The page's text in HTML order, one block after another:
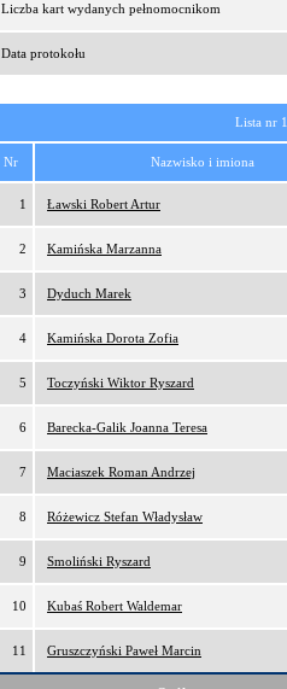
Liczba kart wydanych pełnomocnikom
Data protokołu
Lista nr
Nr Nazwisko i imiona
1 Ławski Robert Artur
2 Kamińska Marzanna
3 Dyduch Marek
4 Kamińska Dorota Zofia
5 Toczyński Wiktor Ryszard
6 Barecka-Galik Joanna Teresa
7 Maciaszek Roman Andrzej
8 Różewicz Stefan Władysław
9 Smoliński Ryszard
10 Kubaś Robert Waldemar
11 Gruszczyński Paweł Marcin